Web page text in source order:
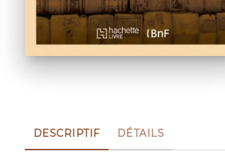
DESCRIPTIF DÉTAILS